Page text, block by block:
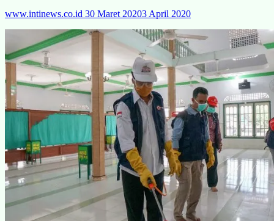
www.intinews.co.id 30 Maret 20203 April 2020